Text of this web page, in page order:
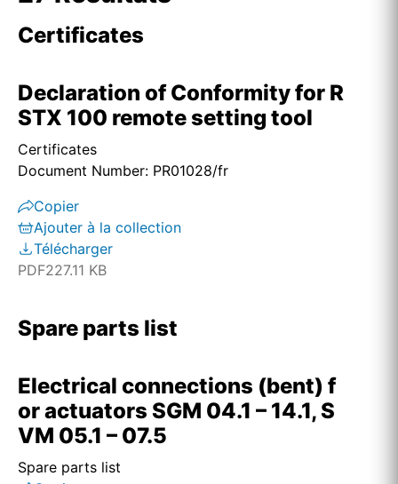
Certificates
Declaration of Conformity for R
STX 100 remote setting tool
Certificates
Document Number: PR01028/fr
Copier
Ajouter à la collection
Télécharger
PDF227.11 KB
Spare parts list
Electrical connections (bent) f
or actuators SGM 04.1 – 14.1, S
VM 05.1 – 07.5
Spare parts list